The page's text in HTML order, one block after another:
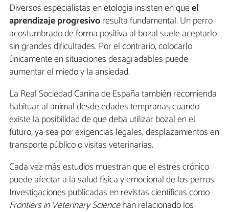
Diversos especialistas en etología insisten en queel
aprendizaje progresivoresulta fundamental. Un perro
acostumbrado de forma positiva al bozal suele aceptarlo
sin grandes dificultades. Por el contrario, colocarlo
únicamente en situaciones desagradables puede
aumentar el miedo y la ansiedad.
La Real Sociedad Canina de España también recomienda
habituar al animal desde edades tempranas cuando
existe la posibilidad de que deba utilizar bozal en el
futuro, ya sea por exigencias legales, desplazamientos en
transporte público o visitas veterinarias.
Cada vez más estudios muestran que el estrés crónico
puede afectar a la salud física y emocional de los perros.
Investigaciones publicadas en revistas científicas como
Frontiers in Veterinary Sciencehan relacionado los